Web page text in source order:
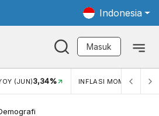
Indonesia
Masuk
(JUN)3,34% INFLASI MOM (JUN)